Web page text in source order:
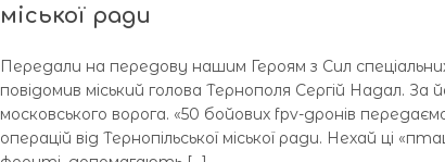
міської ради
Передали на передову нашим Героям з Сил
повідомив міський голова Тернополя Сергій Надал.
московського ворога. «50 бойових fpv-дронів
операцій від Тернопільської міської ради. Нехай ці